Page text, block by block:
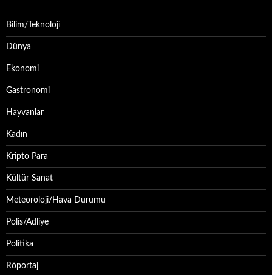
Bilim/Teknoloji
Dünya
Ekonomi
Gastronomi
Hayvanlar
Kadın
Kripto Para
Kültür Sanat
Meteoroloji/Hava Durumu
Polis/Adliye
Politika
Röportaj